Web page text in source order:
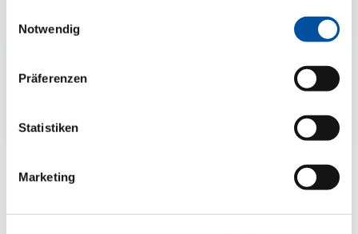
Notwendig
Präferenzen
Statistiken
Marketing
willige ich in die Verarbeitung meiner Daten zur
Eintragung in den Newsletter-Verteiler ein und habe
Ja, ich habe die Datenschutzbestimmungenzur